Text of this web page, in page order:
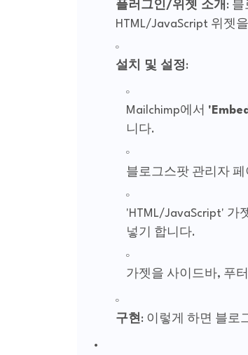
플러그인/위젯 소개 :
HTML/JavaScript 위젯
설치 및 설정:
Mailchimp에서
니다.
블로그스팟 관리자 페
'HTML/JavaScript' 가
넣기 합니다.
가젯을 사이드바, 푸
구현: 이렇게 하면 블로